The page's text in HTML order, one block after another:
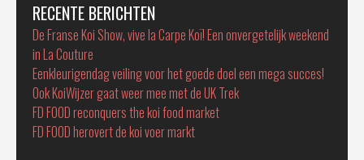
RECENTE BERICHTEN
De Franse Koi Show, vive la Carpe Koï! Een onvergetelijk weekend
in La Couture
Eenkleurigendag veiling voor het goede doel een mega succes!
Ook KoiWijzer gaat weer mee met de UK Trek
FD FOOD reconquers the koi food market
FD FOOD herovert de koi voer markt